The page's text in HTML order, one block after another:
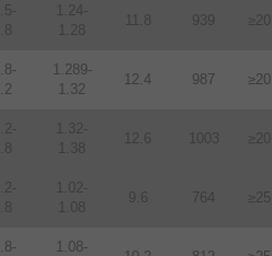
1.24-
1.28
11.8 939 ≥20
1.289-
1.32
12.4 987 ≥20
1.32-
1.38
12.6 1003 ≥20
1.02-
1.08
9.6 764 ≥25
1.08-